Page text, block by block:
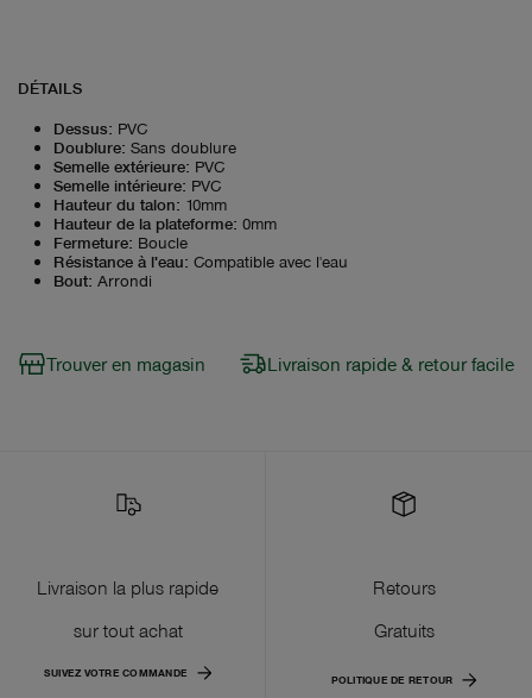
DÉTAILS
Dessus: PVC
Doublure: Sans doublure
Semelle extérieure: PVC
Semelle intérieure: PVC
Hauteur du talon: 10mm
Hauteur de la plateforme: 0mm
Fermeture: Boucle
Résistance à l'eau: Compatible avec l'eau
Bout: Arrondi
Trouver en magasin Livraison rapide & retour facile
Livraison la plus rapide
sur tout achat
SUIVEZ VOTRE COMMANDE
Retours
Gratuits
POLITIQUE DE RETOUR